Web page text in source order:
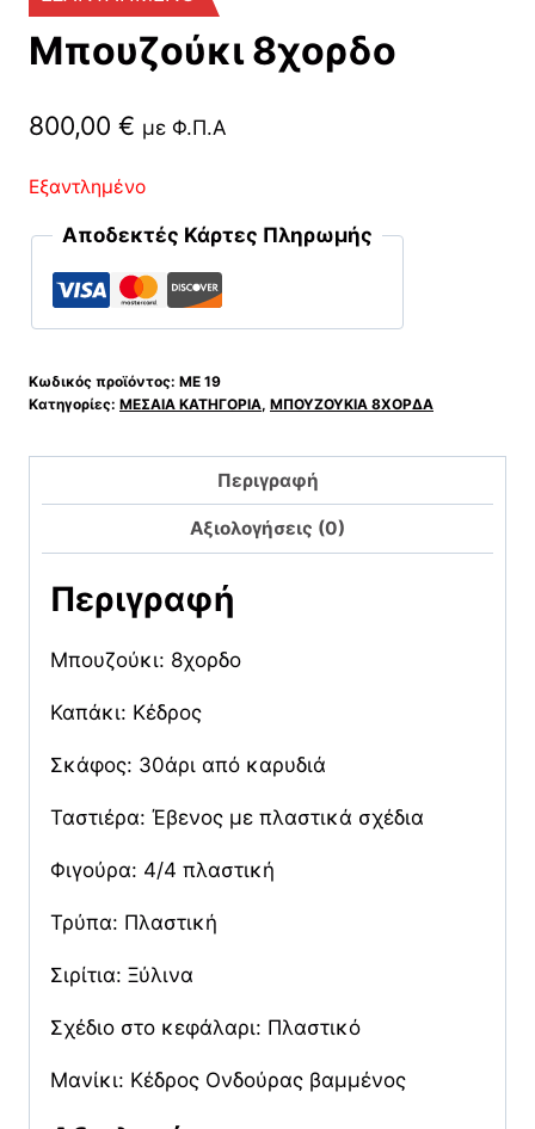
Μπουζούκι 8χορδο
800,00 € με Φ.Π.Α
Εξαντλημένο
Αποδεκτές Κάρτες Πληρωμής
Κωδικός προϊόντος: ΜΕ 19
Κατηγορίες: ΜΕΣΑΙΑ ΚΑΤΗΓΟΡΙΑ, ΜΠΟΥΖΟΥΚΙΑ 8ΧΟΡΔΑ
Περιγραφή
Αξιολογήσεις (0)
Περιγραφή
Μπουζούκι: 8χορδο
Καπάκι: Κέδρος
Σκάφος: 30άρι από καρυδιά
Ταστιέρα: Έβενος με πλαστικά σχέδια
Φιγούρα: 4/4 πλαστική
Τρύπα: Πλαστική
Σιρίτια: Ξύλινα
Σχέδιο στο κεφάλαρι: Πλαστικό
Μανίκι: Κέδρος Ονδούρας βαμμένος